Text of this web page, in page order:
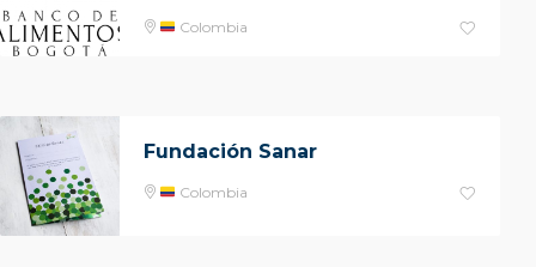
Colombia
Fundación Sanar
Colombia